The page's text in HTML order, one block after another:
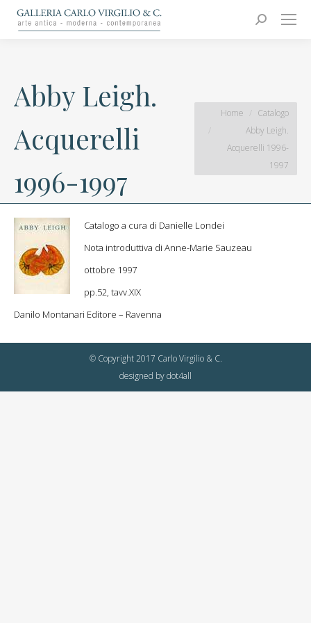
Search:
Carlo Virgilio & C.
Arte moderna e contemporanea
Abby Leigh.
Acquerelli
1996-1997
You are here:
Home
Catalogo
Abby Leigh.
Acquerelli 1996-
1997
Catalogo a cura di Danielle Londei
Nota introduttiva di Anne-Marie Sauzeau
ottobre 1997
pp.52, tavv.XIX
Danilo Montanari Editore – Ravenna
© Copyright 2017 Carlo Virgilio & C.
designed bydot4all